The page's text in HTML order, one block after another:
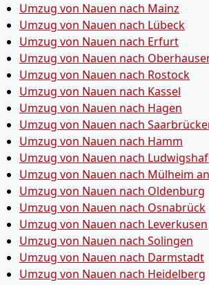
Umzug von Nauen nach Mainz
Umzug von Nauen nach Lübeck
Umzug von Nauen nach Erfurt
Umzug von Nauen nach
Umzug von Nauen nach Rostock
Umzug von Nauen nach Kassel
Umzug von Nauen nach Hagen
Umzug von Nauen nach
Umzug von Nauen nach Hamm
Umzug von Nauen nach
Umzug von Nauen nach Mülheim
Umzug von Nauen nach Oldenburg
Umzug von Nauen nach Osnabrück
Umzug von Nauen nach Leverkusen
Umzug von Nauen nach Solingen
Umzug von Nauen nach Darmstadt
Umzug von Nauen nach Heidelberg